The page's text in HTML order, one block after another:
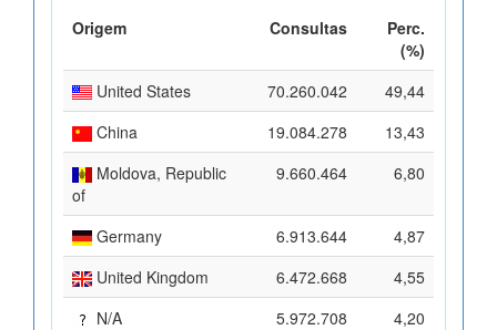
Origem Consultas
Perc.
(%)
United States
70.260.042
49,44
China
19.084.278
13,43
Moldova, Republic
of
9.660.464 6,80
Germany 6.913.644
4,87
United Kingdom
6.472.668
4,55
N/A
5.972.708
4,20